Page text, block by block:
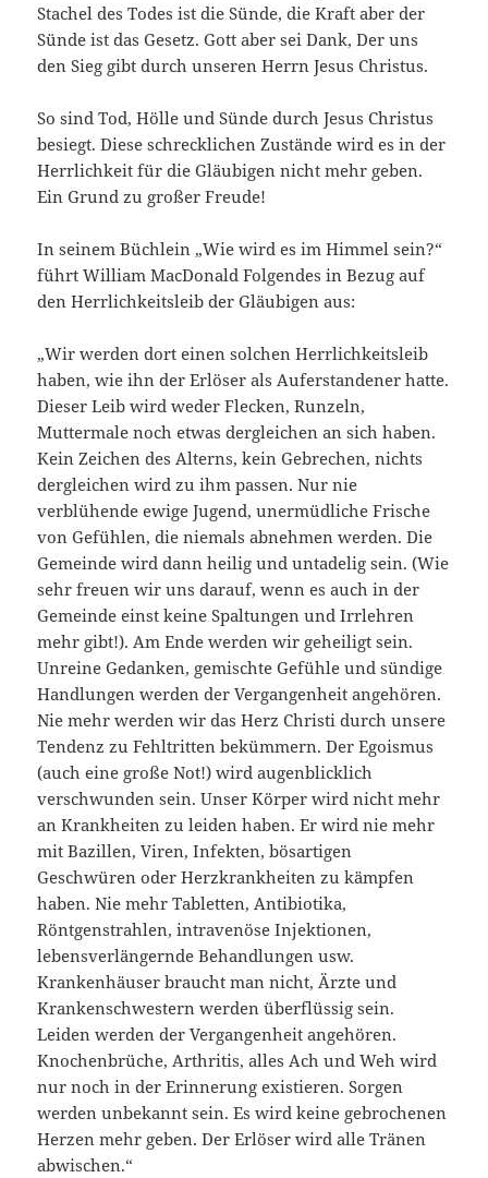
Stachel des Todes ist die Sünde, die Kraft aber der
Sünde ist das Gesetz. Gott aber sei Dank, Der uns
den Sieg gibt durch unseren Herrn Jesus Christus.
So sind Tod, Hölle und Sünde durch Jesus Christus
besiegt. Diese schrecklichen Zustände wird es in der
Herrlichkeit für die Gläubigen nicht mehr geben.
Ein Grund zu großer Freude!
In seinem Büchlein „Wie wird es im Himmel sein?“
führt William MacDonald Folgendes in Bezug auf
den Herrlichkeitsleib der Gläubigen aus:
„Wir werden dort einen solchen Herrlichkeitsleib
haben, wie ihn der Erlöser als Auferstandener hatte.
Dieser Leib wird weder Flecken, Runzeln,
Muttermale noch etwas dergleichen an sich haben.
Kein Zeichen des Alterns, kein Gebrechen, nichts
dergleichen wird zu ihm passen. Nur nie
verblühende ewige Jugend, unermüdliche Frische
von Gefühlen, die niemals abnehmen werden. Die
Gemeinde wird dann heilig und untadelig sein. (Wie
sehr freuen wir uns darauf, wenn es auch in der
Gemeinde einst keine Spaltungen und Irrlehren
mehr gibt!). Am Ende werden wir geheiligt sein.
Unreine Gedanken, gemischte Gefühle und sündige
Handlungen werden der Vergangenheit angehören.
Nie mehr werden wir das Herz Christi durch unsere
Tendenz zu Fehltritten bekümmern. Der Egoismus
(auch eine große Not!) wird augenblicklich
verschwunden sein. Unser Körper wird nicht mehr
an Krankheiten zu leiden haben. Er wird nie mehr
mit Bazillen, Viren, Infekten, bösartigen
Geschwüren oder Herzkrankheiten zu kämpfen
haben. Nie mehr Tabletten, Antibiotika,
Röntgenstrahlen, intravenöse Injektionen,
lebensverlängernde Behandlungen usw.
Krankenhäuser braucht man nicht, Ärzte und
Krankenschwestern werden überflüssig sein.
Leiden werden der Vergangenheit angehören.
Knochenbrüche, Arthritis, alles Ach und Weh wird
nur noch in der Erinnerung existieren. Sorgen
werden unbekannt sein. Es wird keine gebrochenen
Herzen mehr geben. Der Erlöser wird alle Tränen
abwischen.“